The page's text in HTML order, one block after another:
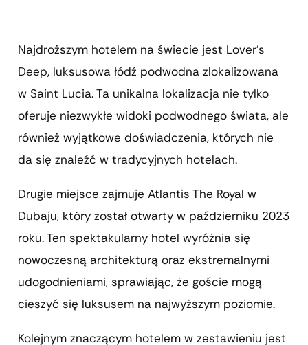
Najdroższym hotelem na świecie jest Lover’s
Deep, luksusowa łódź podwodna zlokalizowana
w Saint Lucia. Ta unikalna lokalizacja nie tylko
oferuje niezwykłe widoki podwodnego świata, ale
również wyjątkowe doświadczenia, których nie
da się znaleźć w tradycyjnych hotelach.
Drugie miejsce zajmuje Atlantis The Royal w
Dubaju, który został otwarty w październiku 2023
roku. Ten spektakularny hotel wyróżnia się
nowoczesną architekturą oraz ekstremalnymi
udogodnieniami, sprawiając, że goście mogą
cieszyć się luksusem na najwyższym poziomie.
Kolejnym znaczącym hotelem w zestawieniu jest